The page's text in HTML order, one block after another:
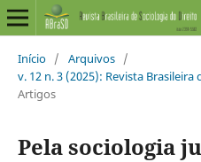
Início / Arquivos /
v. 12 n. 3 (2025): Revista
Artigos
Pela sociologia